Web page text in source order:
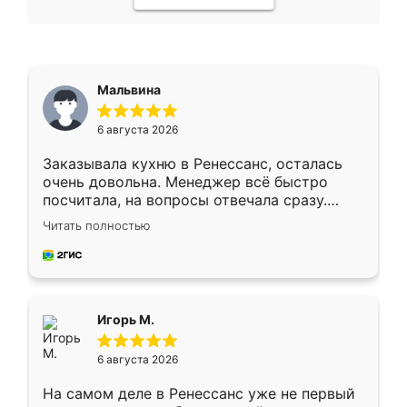
Мальвина
6 августа 2026
Заказывала кухню в Ренессанс, осталась
очень довольна. Менеджер всё быстро
посчитала, на вопросы отвечала сразу.
Замерщик приехал в субботу, подошёл к
делу со всей ответственностью. Собрали
за день, ребята работали аккуратно, даже
Читать полностью
Игорь М.
6 августа 2026
На самом деле в Ренессанс уже не первый